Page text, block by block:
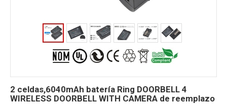
2 celdas,6040mAh batería Ring DOORBELL 4
WIRELESS DOORBELL WITH CAMERA de reemplazo